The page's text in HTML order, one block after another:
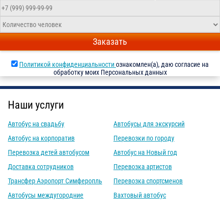
Заказать
Политикой конфиденциальностиознакомлен(а), даю согласие на
обработку моих Персональных данных
Наши услуги
Автобус на свадьбу
Автобус на корпоратив
Перевозка детей автобусом
Доставка сотрудников
Трансфер Аэропорт Симферопль
Автобусы междугородние
Автобусы для экскурсий
Перевозки по городу
Автобус на Новый год
Перевозка артистов
Перевозка спортсменов
Вахтовый автобус